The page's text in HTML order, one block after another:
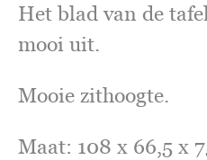
Het blad van de
mooi uit.
Mooie zithoogte.
Maat: 108 x 66,5 x